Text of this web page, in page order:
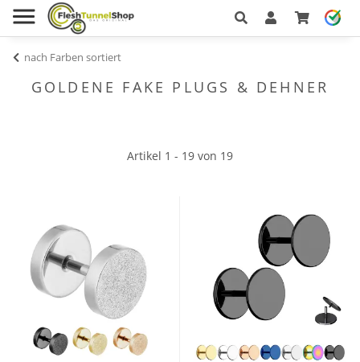
nach Farben sortiert
GOLDENE FAKE PLUGS & DEHNER
Artikel 1 - 19 von 19